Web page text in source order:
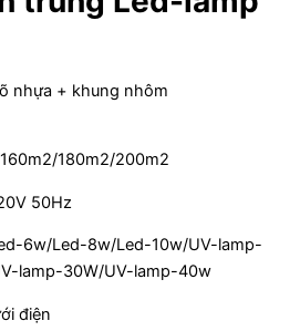
+ khung nhôm
180m2/200m2
50Hz
Led-8w/Led-10w/UV-lamp-
lamp-30W/UV-lamp-40w